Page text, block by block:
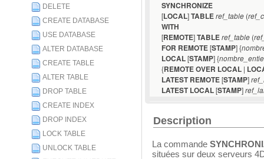
DELETE
CREATE DATABASE
USE DATABASE
ALTER DATABASE
CREATE TABLE
ALTER TABLE
DROP TABLE
CREATE INDEX
DROP INDEX
LOCK TABLE
UNLOCK TABLE
SYNCHRONIZE
[LOCAL]TABLEref_table (
WITH
[REMOTE]TABLEref_table (
FOR REMOTE[STAMP] {
LOCAL[STAMP] {
{REMOTE OVER LOCAL |
LATEST REMOTE[STAMP]
LATEST LOCAL[STAMP]
Description
La commande
situées sur deux serveurs